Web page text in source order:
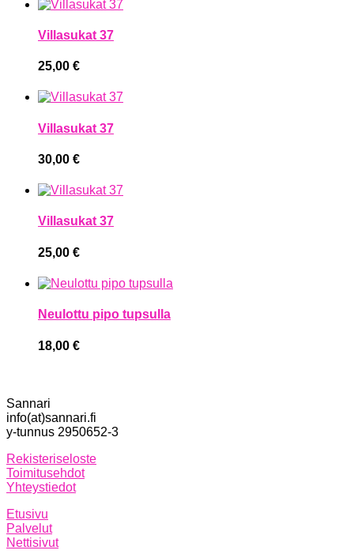
Villasukat 37
25,00 €
Villasukat 37
30,00 €
Villasukat 37
25,00 €
Neulottu pipo tupsulla
18,00 €
Sannari
info(at)sannari.fi
y-tunnus 2950652-3
Rekisteriseloste
Toimitusehdot
Yhteystiedot
Etusivu
Palvelut
Nettisivut